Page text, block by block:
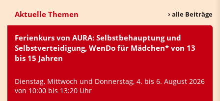
Aktuelle Themen › alle Beiträge
Ferienkurs von AURA: Selbstbehauptung und
Selbstverteidigung, WenDo für Mädchen* von 13
bis 15 Jahren
Dienstag, Mittwoch und Donnerstag, 4. bis 6. August 2026
von 10:00 bis 13:20 Uhr